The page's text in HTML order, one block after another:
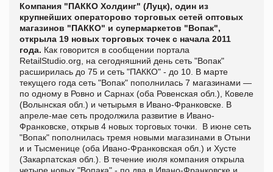
Компания "ПАККО Холдинг" (Луцк), один из
крупнейших операторово торговых сетей оптовых
магазинов "ПАККО" и супермаркетов "Вопак",
открыла 19 новых торговых точек с начала 2011
года. Как говорится в сообщении портала
RetailStudio.org, на сегодняшний день сеть "Вопак"
расширилась до 75 и сеть "ПАККО" - до 10. В марте
текущего года сеть "Вопак" пополнилась 7 магазинами —
по одному в Ровно и Сарнах (оба Ровенская обл.), Ковеле
(Волынская обл.) и четырьмя в Ивано-Франковске. В
апреле-мае сеть продолжила развитие в Ивано-
Франковске, открыв 4 новых торговых точки. В июне сеть
"Вопак" пополнилась тремя новыми магазинами в Отыни
и и Тысменице (оба Ивано-Франковская обл.) и Хусте
(Закарпатская обл.). В течение июля компания открыла
четыре новых "Вопака" - по два в Ивано-Франковске и